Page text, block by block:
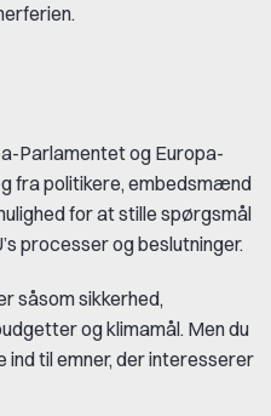
Parlamentet og Europa-
fra politikere, embedsmænd
for at stille spørgsmål
processer og beslutninger.
såsom sikkerhed,
og klimamål. Men du
til emner, der interesserer